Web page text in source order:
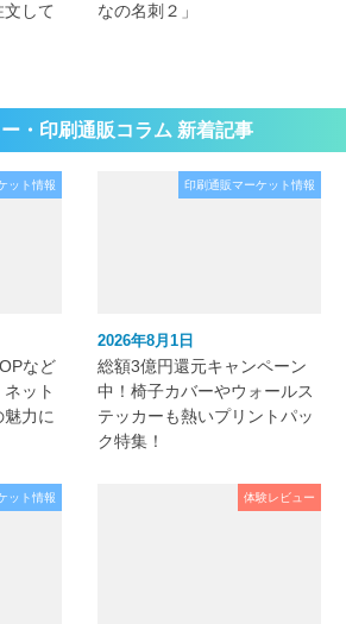
して
なの名刺２」
・印刷通販コラム 新着記事
ット情報
など
ット
力に
印刷通販マーケット情報
2026年8月1日
総額3億円還元キャンペーン
中！椅子カバーやウォールス
テッカーも熱いプリントパッ
ク特集！
ット情報 体験レビュー